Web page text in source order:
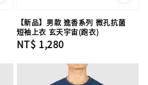
【新品】男款 進香系列 微孔抗菌
短袖上衣 玄天宇宙(跑衣)
Regular
NT$ 1,280